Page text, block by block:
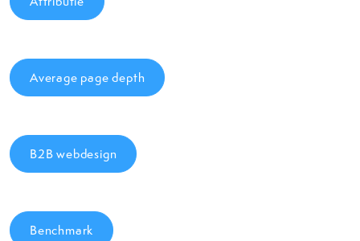
Average page depth
B2B webdesign
Benchmark